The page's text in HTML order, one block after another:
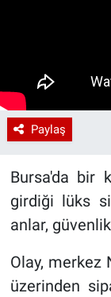
Paylaş
Bursa'da bir
girdiği lüks
anlar,
Olay, merkez
üzerinden